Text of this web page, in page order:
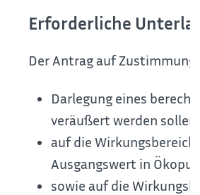
Erforderliche
Der Antrag auf Zustimmung
Darlegung eines
veräußert werden sollen,
auf die
Ausgangswert in
sowie auf die